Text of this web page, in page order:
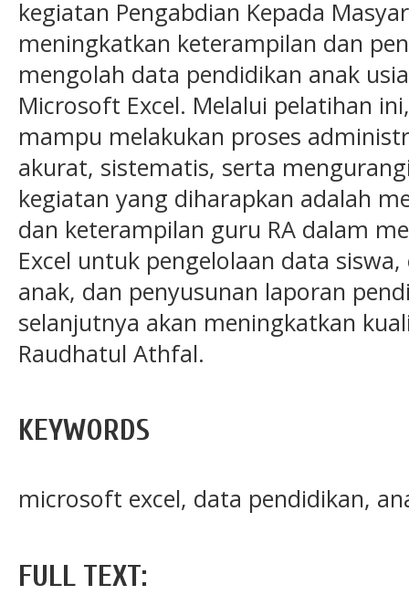
kegiatan Pengabdian Kepada
meningkatkan keterampilan dan
mengolah data pendidikan anak
Microsoft Excel. Melalui pelatihan
mampu melakukan proses
akurat, sistematis, serta
kegiatan yang diharapkan adalah
dan keterampilan guru RA dalam
Excel untuk pengelolaan data
anak, dan penyusunan laporan
selanjutnya akan meningkatkan
Raudhatul Athfal.
KEYWORDS
microsoft excel, data pendidikan,
FULL TEXT: